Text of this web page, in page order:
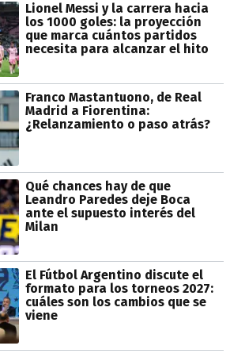
Lionel Messi y la carrera hacia
los 1000 goles: la proyección
que marca cuántos partidos
necesita para alcanzar el hito
Franco Mastantuono, de Real
Madrid a Fiorentina:
¿Relanzamiento o paso atrás?
Qué chances hay de que
Leandro Paredes deje Boca
ante el supuesto interés del
Milan
El Fútbol Argentino discute el
formato para los torneos 2027:
cuáles son los cambios que se
viene